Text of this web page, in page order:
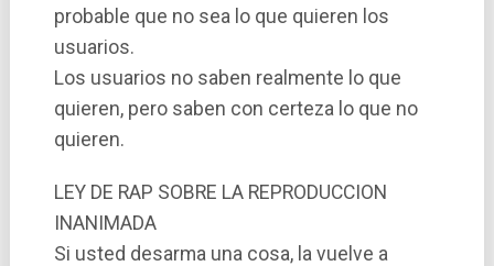
probable que no sea lo que quieren los
usuarios.
Los usuarios no saben realmente lo que
quieren, pero saben con certeza lo que no
quieren.
LEY DE RAP SOBRE LA REPRODUCCION
INANIMADA
Si usted desarma una cosa, la vuelve a